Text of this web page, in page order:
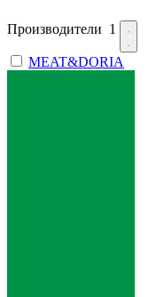
Производители 1
MEAT&DORIA